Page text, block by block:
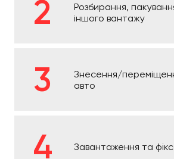
Розбирання,
іншого вантажу
Знесення/
авто
Завантаження та